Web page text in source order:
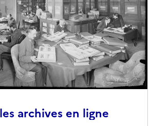
archives en ligne